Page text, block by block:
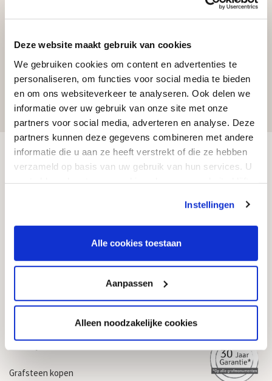
Deze website maakt gebruik van cookies
We gebruiken cookies om content en advertenties te
personaliseren, om functies voor social media te bieden
en om ons websiteverkeer te analyseren. Ook delen we
informatie over uw gebruik van onze site met onze
partners voor social media, adverteren en analyse. Deze
partners kunnen deze gegevens combineren met andere
informatie die u aan ze heeft verstrekt of die ze hebben
verzameld op basis van uw gebruik van hun services. U
Instellingen
Alle cookies toestaan
Aanpassen
Alleen noodzakelijke cookies
Rotterdam
Lees het hele bericht
Klantenservice
Kwaliteit
Onderhoud
Grafsteen kopen